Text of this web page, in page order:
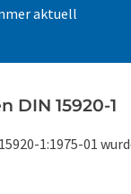
aktuell
DIN 15920-1
1:1975-01